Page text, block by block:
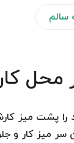
سالم
محل
را پشت میز
میز کار و